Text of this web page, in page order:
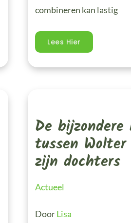
combineren kan lastig
Lees Hier
De bijzondere
tussen Wolter
zijn dochters
Actueel
DoorLisa
Tussen
Wolter
Kroes
En
Zijn
Dochters